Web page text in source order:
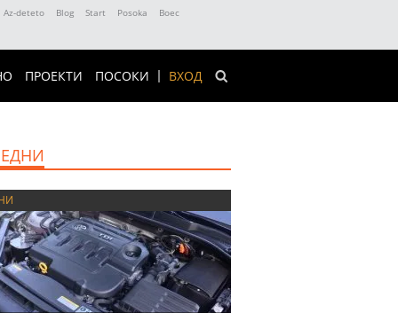
Az-deteto Blog Start Posoka
Boec
ВХОД
ПРОЕКТИ ПОСОКИ